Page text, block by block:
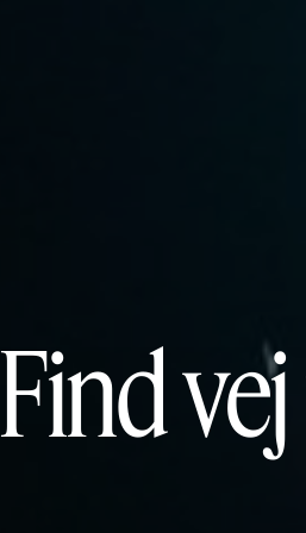
Find